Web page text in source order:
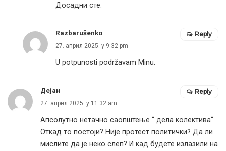
Досадни сте.
Razbarušenko
27. април 2025. у 9:32 pm
U potpunosti podržavam Minu.
Reply
Дејан
27. април 2025. у 11:32 am
Апсолутно нетачно саопштење “ дела колектива“.
Откад то постоји? Није протест политички? Да ли
мислите да је неко слеп? И кад будете излазили на
Reply